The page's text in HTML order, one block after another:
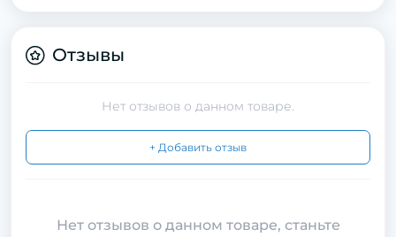
Отзывы
Нет отзывов о данном товаре.
+ Добавить отзыв
Нет отзывов о данном товаре, станьте